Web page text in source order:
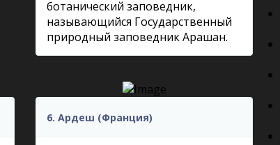
ботанический заповедник,
называющийся Государственный
природный заповедник Арашан.
6. Ардеш (Франция)